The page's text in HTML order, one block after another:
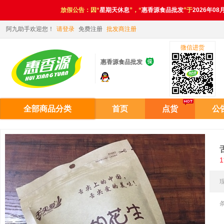
放假公告：因“星期天休息”，“惠香源食品批发”于2026年08
阿九助手欢迎您！ 请登录 免费注册 批发商注册
惠香源食品批发 
微信进货
全部商品分类 首页 点货 公